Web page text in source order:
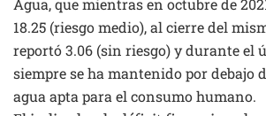
Agua, que mientras en octubre de
18.25 (riesgo medio), al cierre del
reportó 3.06 (sin riesgo) y durante el
siempre se ha mantenido por debajo
agua apta para el consumo humano.